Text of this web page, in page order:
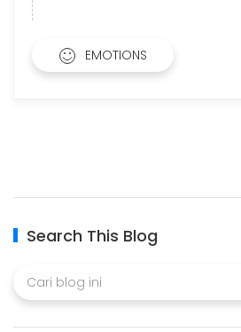
EMOTIONS
Search This Blog